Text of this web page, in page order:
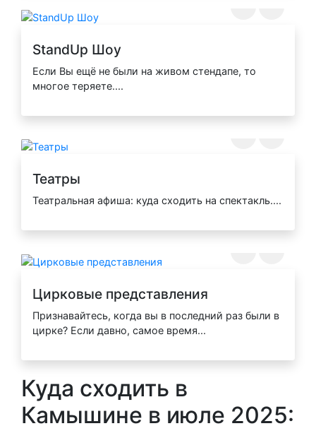
StandUp Шоу
Если Вы ещё не были на живом стендапе, то
многое теряете....
Театры
Театральная афиша: куда сходить на спектакль....
Цирковые представления
Признавайтесь, когда вы в последний раз были в
цирке? Если давно, самое время...
Куда сходить в
Камышине в июле 2025: